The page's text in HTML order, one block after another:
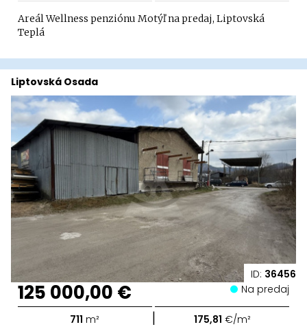
Areál Wellness penziónu Motýľ na predaj, Liptovská
Teplá
ID: 36456
Liptovská Osada
125 000,00 € Na predaj
711 m² | 175,81 €/m²